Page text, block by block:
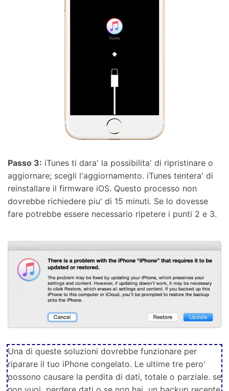
Passo 3: iTunes ti dara' la possibilita' di ripristinare o
aggiornare; scegli l'aggiornamento. iTunes tentera' di
reinstallare il firmware iOS. Questo processo non
dovrebbe richiedere piu' di 15 minuti. Se lo dovesse
fare potrebbe essere necessario ripetere i punti 2 e 3.
Una di queste soluzioni dovrebbe funzionare per
riparare il tuo iPhone congelato. Le ultime tre pero'
possono causare la perdita di dati, totale o parziale. se